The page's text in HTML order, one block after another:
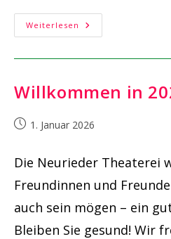
Weiterlesen 20
Jahre
Bisschen
Willkommen in
Beitrag1. Januar 2026
Die Neurieder Theaterei
Freundinnen und
auch sein mögen – ein
Bleiben Sie gesund! Wir